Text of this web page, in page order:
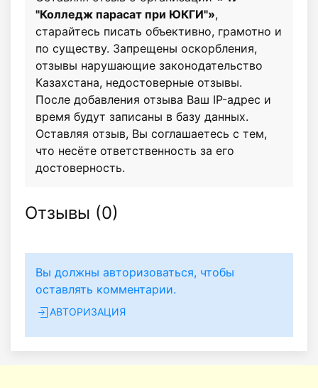
"Колледж парасат при ЮКГИ"»,
старайтесь писать объективно, грамотно и
по существу. Запрещены оскорбления,
отзывы нарушающие законодательство
Казахстана, недостоверные отзывы.
После добавления отзыва Ваш IP-адрес и
время будут записаны в базу данных.
Оставляя отзыв, Вы соглашаетесь с тем,
что несёте ответственность за его
достоверность.
Отзывы (0)
Вы должны авторизоваться, чтобы
оставлять комментарии.
АВТОРИЗАЦИЯ